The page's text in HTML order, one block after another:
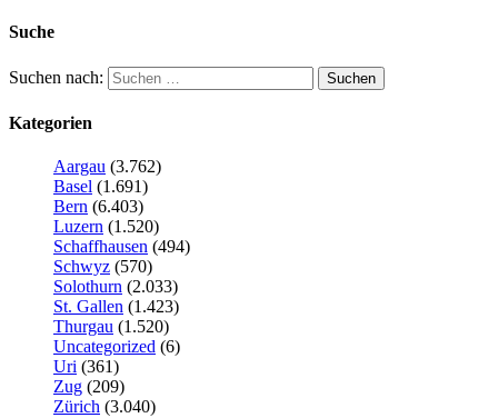
Suche
Suchen nach:
Kategorien
Aargau (3.762)
Basel (1.691)
Bern (6.403)
Luzern (1.520)
Schaffhausen (494)
Schwyz (570)
Solothurn (2.033)
St. Gallen (1.423)
Thurgau (1.520)
Uncategorized (6)
Uri (361)
Zug (209)
Zürich (3.040)